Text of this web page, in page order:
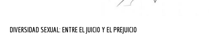
DIVERSIDAD SEXUAL: ENTRE EL JUICIO Y EL PREJUICIO